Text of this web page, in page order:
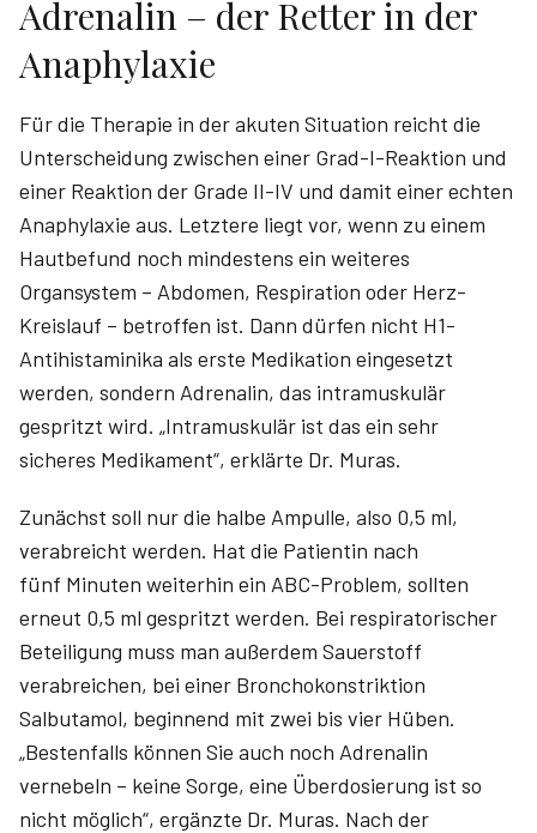
Adrenalin – der Retter in der
Anaphylaxie
Für die Therapie in der akuten Situation reicht die
Unterscheidung zwischen einer Grad-I-Reaktion und
einer Reaktion der Grade II-IV und damit einer echten
Anaphylaxie aus. Letztere liegt vor, wenn zu einem
Hautbefund noch mindestens ein weiteres
Organsystem – Abdomen, Respiration oder Herz-
Kreislauf – betroffen ist. Dann dürfen nicht H1-
Antihistaminika als erste Medikation eingesetzt
werden, sondern Adrenalin, das intramuskulär
gespritzt wird. „Intramuskulär ist das ein sehr
sicheres Medikament“, erklärte Dr. Muras.
Zunächst soll nur die halbe Ampulle, also 0,5 ml,
verabreicht werden. Hat die Patientin nach
fünf Minuten weiterhin ein ABC-Problem, sollten
erneut 0,5 ml gespritzt werden. Bei respiratorischer
Beteiligung muss man außerdem Sauerstoff
verabreichen, bei einer Bronchokonstriktion
Salbutamol, beginnend mit zwei bis vier Hüben.
„Bestenfalls können Sie auch noch Adrenalin
vernebeln – keine Sorge, eine Überdosierung ist so
nicht möglich“, ergänzte Dr. Muras. Nach der